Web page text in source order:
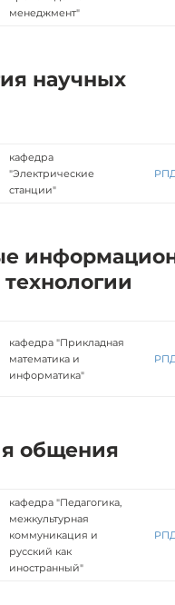
менеджмент"
научных
кафедра
"Электрические
станции"
кафедра "Прикладная
математика и
информатика"
общения
кафедра "Педагогика,
межкультурная
коммуникация и
русский как
иностранный"